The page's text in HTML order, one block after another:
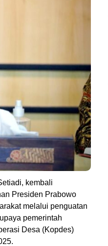
kembali
Presiden Prabowo
melalui penguatan
pemerintah
Desa (Kopdes)